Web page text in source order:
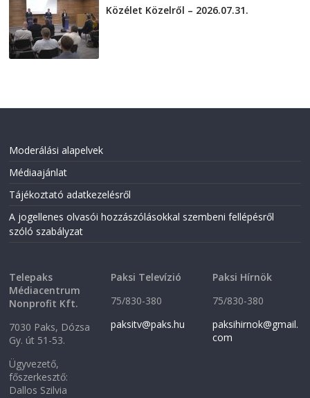
Közélet Közelről – 2026.07.31.
Moderálási alapelvek
Médiaajánlat
Tájékoztató adatkezelésről
A jogellenes olvasói hozzászólásokkal szembeni fellépésről
szóló szabályzat
Telepaks
Médiacentrum
Nonprofit Kft.
7030 Paks, Dózsa
Gy. út 51-53.
Ügyvezető,
főszerkesztő:
Dallos Szilvia
Paksi Televízió
75/830-380
paksitv@paks.hu
Paksi Hírnök
75/830-380
paksihirnok@gmail.
com